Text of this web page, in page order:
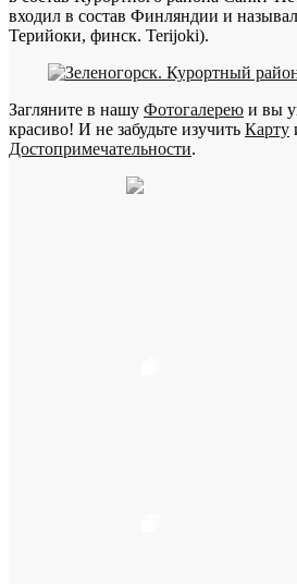
входил в состав Финляндии и
Терийоки, финск. Terijoki).
Загляните в нашу Фотогалерею и вы
красиво! И не забудьте изучить Карту
Достопримечательности.